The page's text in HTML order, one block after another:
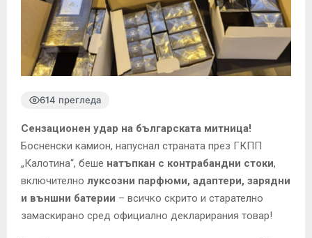
614 прегледа
Сензационен удар на българската митница!
Босненски камион, напуснал страната през ГКПП
„Калотина“, беше натъпкан с контрабандни стоки,
включително луксозни парфюми, адаптери, зарядни
и външни батерии – всичко скрито и старателно
замаскирано сред официално декларирания товар!